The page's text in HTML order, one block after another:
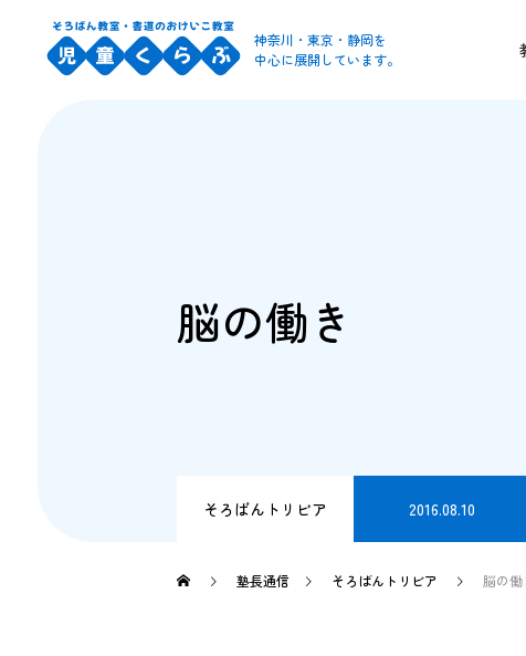
神奈川・東京・静岡を
中心に展開しています。
脳の働き
そろばんトリビア 2016.08.10
塾長通信 そろばんトリビア 脳の働